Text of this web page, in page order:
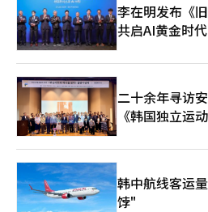
李在明发布《
共启AI黄金时代
二十余年寻访
《韩国独立运
韩中航线客运
饽"